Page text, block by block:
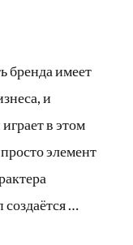
бренда имеет
и
в этом
элемент
…